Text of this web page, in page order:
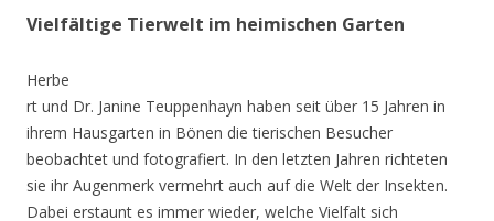
Vielfältige Tierwelt im heimischen Garten
Herbe
rt und Dr. Janine Teuppenhayn haben seit über 15 Jahren in
ihrem Hausgarten in Bönen die tierischen Besucher
beobachtet und fotografiert. In den letzten Jahren richteten
sie ihr Augenmerk vermehrt auch auf die Welt der Insekten.
Dabei erstaunt es immer wieder, welche Vielfalt sich